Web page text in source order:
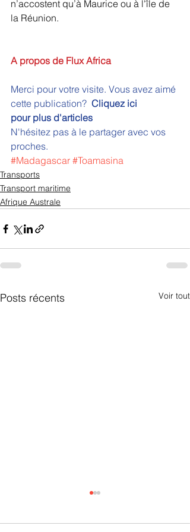
n’accostent qu’à Maurice ou à l'île de
la Réunion.
A propos de Flux Africa
Merci pour votre visite. Vous avez aimé
cette publication? Cliquez ici
pour plus d'articles
N'hésitez pas à le partager avec vos
proches.
#Madagascar #Toamasina
Transports
Transport maritime
Afrique Australe
Posts récents Voir tout